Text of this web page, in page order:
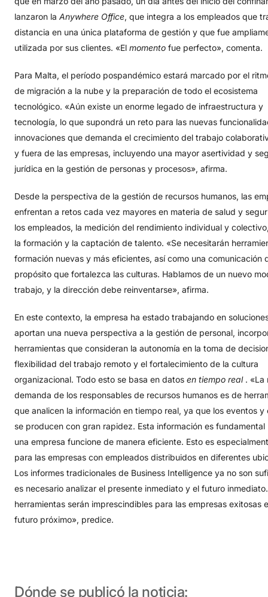
lanzaron la Anywhere Office, que integra a los empleados que
distancia en una única plataforma de gestión y que fue
utilizada por sus clientes. «El momento fue perfecto», comenta.
Para Malta, el período pospandémico estará marcado por el
de migración a la nube y la preparación de todo el ecosistema
tecnológico. «Aún existe un enorme legado de infraestructura y
tecnología, lo que supondrá un reto para las nuevas
innovaciones que demanda el crecimiento del trabajo
y fuera de las empresas, incluyendo una mayor asertividad y
jurídica en la gestión de personas y procesos», afirma.
Desde la perspectiva de la gestión de recursos humanos, las
enfrentan a retos cada vez mayores en materia de salud y
los empleados, la medición del rendimiento individual y
la formación y la captación de talento. «Se necesitarán
formación nuevas y más eficientes, así como una comunicación
propósito que fortalezca las culturas. Hablamos de un nuevo
trabajo, y la dirección debe reinventarse», afirma.
En este contexto, la empresa ha estado trabajando en
aportan una nueva perspectiva a la gestión de personal,
herramientas que consideran la autonomía en la toma de
flexibilidad del trabajo remoto y el fortalecimiento de la cultura
organizacional. Todo esto se basa en datos en tiempo real. «La
demanda de los responsables de recursos humanos es de
que analicen la información en tiempo real, ya que los eventos y
se producen con gran rapidez. Esta información es fundamental
una empresa funcione de manera eficiente. Esto es
para las empresas con empleados distribuidos en diferentes
Los informes tradicionales de Business Intelligence ya no son
es necesario analizar el presente inmediato y el futuro
herramientas serán imprescindibles para las empresas exitosas
futuro próximo», predice.
Dónde se publicó la noticia: